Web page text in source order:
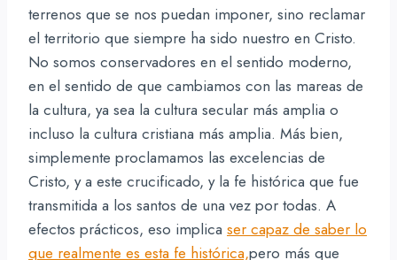
terrenos que se nos puedan imponer, sino reclamar
el territorio que siempre ha sido nuestro en Cristo.
No somos conservadores en el sentido moderno,
en el sentido de que cambiamos con las mareas de
la cultura, ya sea la cultura secular más amplia o
incluso la cultura cristiana más amplia. Más bien,
simplemente proclamamos las excelencias de
Cristo, y a este crucificado, y la fe histórica que fue
transmitida a los santos de una vez por todas. A
efectos prácticos, eso implica ser capaz de saber lo
que realmente es esta fe histórica,pero más que